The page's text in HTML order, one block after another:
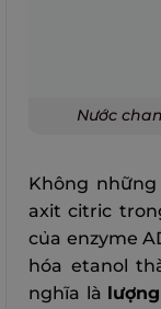
Nước
Không những
axit citric
của enzyme
hóa etanol
nghĩa là